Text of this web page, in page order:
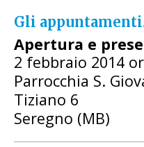
Gli
Apertura e
2 febbraio 2014
Parrocchia S.
Tiziano 6
Seregno (MB)